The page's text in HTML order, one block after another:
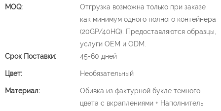
MOQ:
Отгрузка возможна только при заказе
как минимум одного полного контейнера
(20GP/40HQ). Предоставляются образцы,
услуги OEM и ODM.
Срок Поставки:
45-60 дней
Цвет: Необязательный
Материал:
Обивка из фактурной букле темного
цвета с вкраплениями + Наполнитель